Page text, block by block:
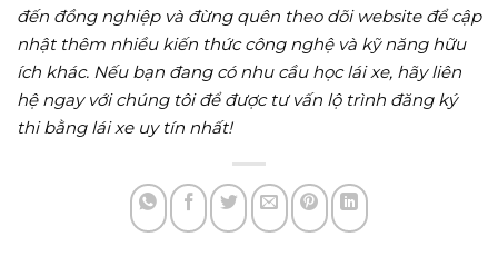
đến đồng nghiệp và đừng quên theo dõi website để cập
nhật thêm nhiều kiến thức công nghệ và kỹ năng hữu
ích khác. Nếu bạn đang có nhu cầu học lái xe, hãy liên
hệ ngay với chúng tôi để được tư vấn lộ trình đăng ký
thi bằng lái xe uy tín nhất!